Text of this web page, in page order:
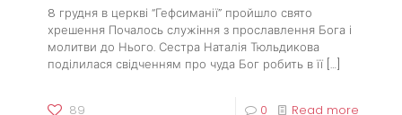
8 грудня в церкві “Гефсиманії” пройшло свято
хрешення Почалось служіння з прославлення Бога і
молитви до Нього. Сестра Наталія Тюльдикова
поділилася свідченням про чуда Бог робить в її […]
89 0 Read more